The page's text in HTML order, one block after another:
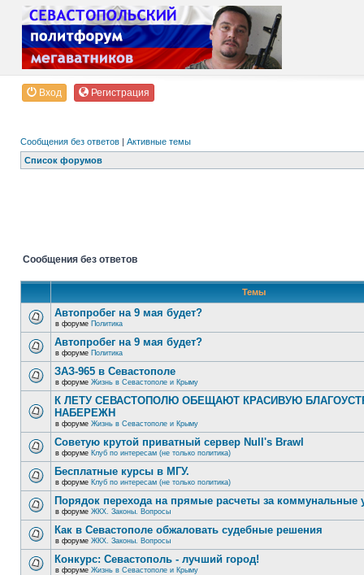
Вход Регистрация
Сообщения без ответов | Активные темы
Список форумов
Сообщения без ответов
Темы
Автопробег на 9 мая будет?
в форуме Политика
Автопробег на 9 мая будет?
в форуме Политика
ЗАЗ-965 в Севастополе
в форуме Жизнь в Севастополе и Крыму
К ЛЕТУ СЕВАСТОПОЛЮ ОБЕЩАЮТ КРАСИВУЮ
НАБЕРЕЖН
в форуме Жизнь в Севастополе и Крыму
Советую крутой приватный сервер Null's Brawl
в форуме Клуб по интересам (не только политика)
Бесплатные курсы в МГУ.
в форуме Клуб по интересам (не только политика)
Порядок перехода на прямые расчеты за коммунальные
в форуме ЖКХ. Законы. Вопросы
Как в Севастополе обжаловать судебные решения
в форуме ЖКХ. Законы. Вопросы
Конкурс: Севастополь - лучший город!
в форуме Жизнь в Севастополе и Крыму